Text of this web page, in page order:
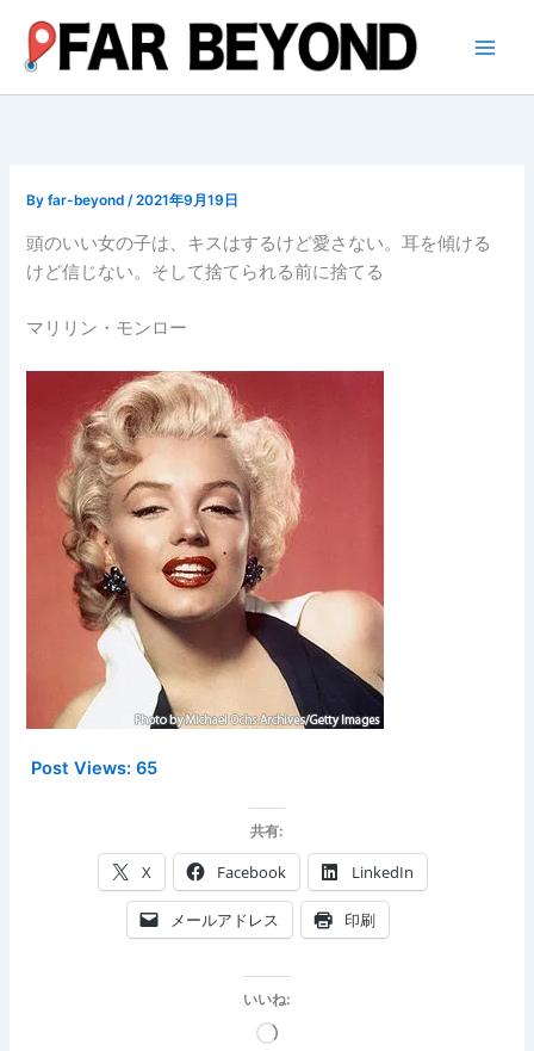
ス
Byfar-beyond/2021年9月19日
頭のいい女の子は、キスはするけど愛さない。耳を傾ける
けど信じない。そして捨てられる前に捨てる
マリリン・モンロー
Post Views: 65
共有:
X Facebook LinkedIn
メールアドレス 印刷
いいね:
読